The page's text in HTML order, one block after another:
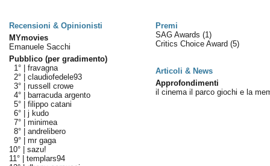
Recensioni & Opinionisti
Premi
MYmovies
Emanuele Sacchi
Pubblico (per gradimento)
1° | fravagna
2° | claudiofedele93
3° | russell crowe
4° |
barracuda argento
5° | filippo catani
6° | j kudo
7° | minimea
8° | andrelibero
9° | mr gaga
10° | sazu!
11° | templars94
SAG Awards (1)
Critics Choice Award (5)
Articoli & News
Approfondimenti
il cinema il parco giochi e la